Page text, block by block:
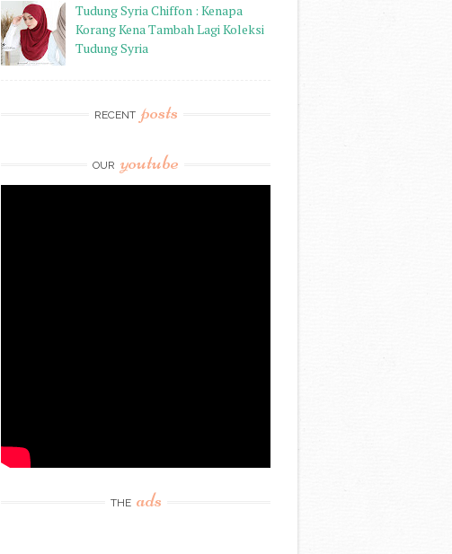
Tudung Syria Chiffon : Kenapa
Korang Kena Tambah Lagi Koleksi
Tudung Syria
RECENT posts
OUR youtube
THE ads